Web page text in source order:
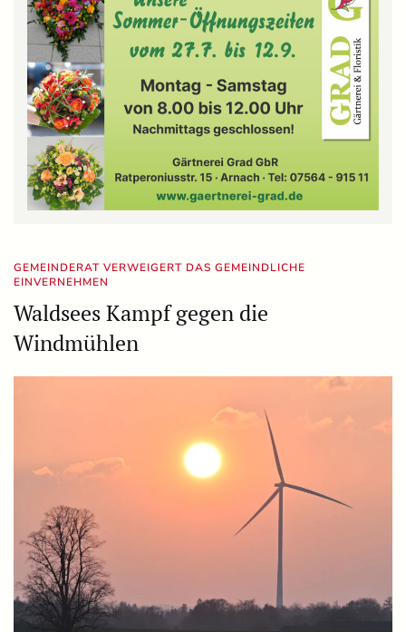
GEMEINDERAT VERWEIGERT DAS GEMEINDLICHE
EINVERNEHMEN
Waldsees Kampf gegen die
Windmühlen